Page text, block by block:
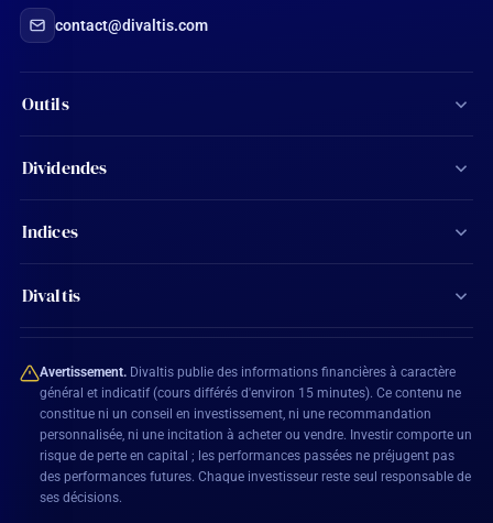
contact@divaltis.com
Outils
Screener d'actions
Calculateur de dividendes
Ma watchlist
Mon compte
Dividendes
Tous les dividendes
Actions Aristocrates
Indices
CAC 40
SBF 120
CAC All-Shares
BEL 20
DAX 40
Divaltis
Plan du site
Mentions légales
Conditions générales
Avertissement. Divaltis publie des informations financières à caractère
général et indicatif (cours différés d'environ 15 minutes). Ce contenu ne
constitue ni un conseil en investissement, ni une recommandation
personnalisée, ni une incitation à acheter ou vendre. Investir comporte un
risque de perte en capital ; les performances passées ne préjugent pas
des performances futures. Chaque investisseur reste seul responsable de
ses décisions.